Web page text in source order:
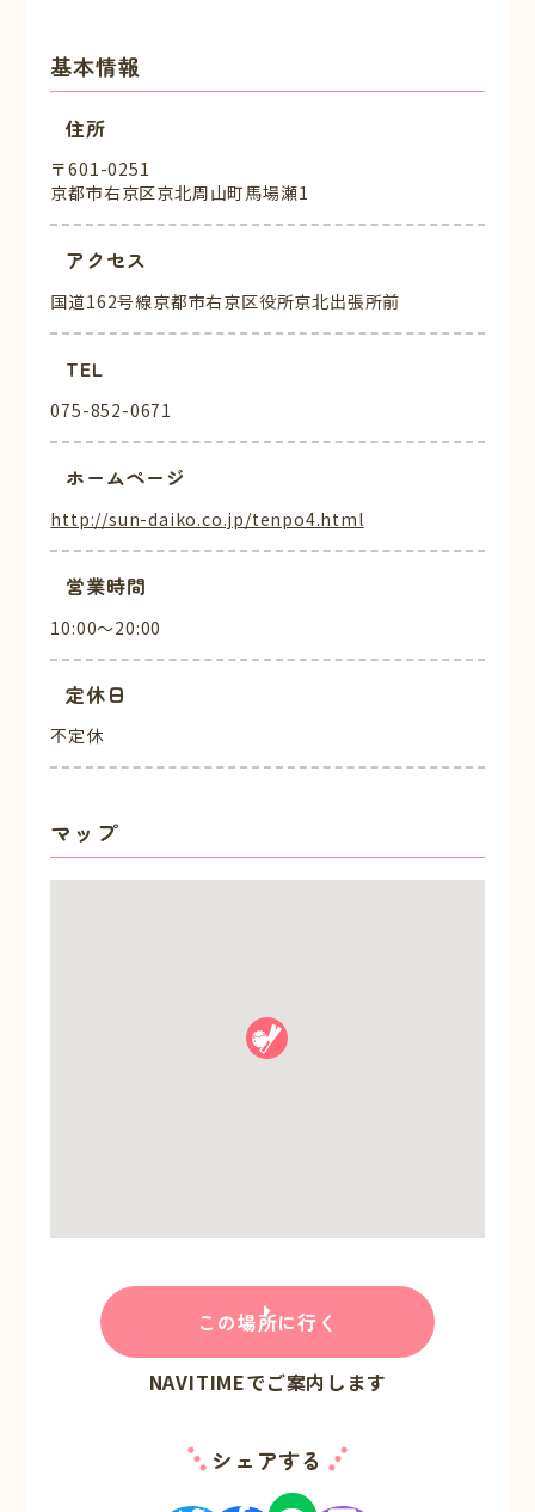
基本情報
住所
〒601-0251
京都市右京区京北周山町馬場瀬1
アクセス
国道162号線京都市右京区役所京北出張所前
TEL
075-852-0671
ホームページ
http://sun-daiko.co.jp/tenpo4.html
営業時間
10:00～20:00
定休日
不定休
マップ
この場所に行く
NAVITIMEでご案内します
シェアする